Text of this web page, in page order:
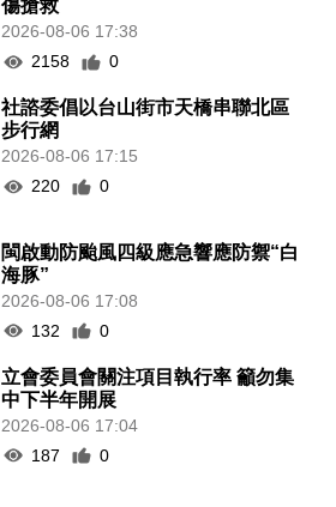
傷搶救
2026-08-06 17:38
2158
0
社諮委倡以台山街市天橋串聯北區
步行網
2026-08-06 17:15
220
0
閩啟動防颱風四級應急響應防禦“白
海豚”
2026-08-06 17:08
132
0
立會委員會關注項目執行率 籲勿集
中下半年開展
2026-08-06 17:04
187
0